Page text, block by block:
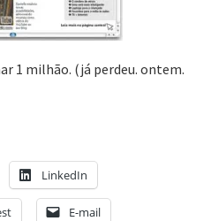
1 milhão. (já perdeu. ontem.
LinkedIn
E-mail